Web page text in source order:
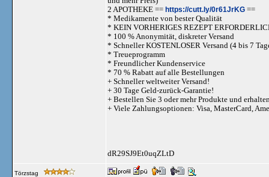
2 APOTHEKE == https://cutt.ly/0r61JrKG ==
* Medikamente von bester Qualität
* KEIN VORHERIGES REZEPT
* 100 % Anonymität, diskreter Versand
* Schneller KOSTENLOSER Versand (4 bis 7
* Treueprogramm
* Freundlicher Kundenservice
* 70 % Rabatt auf alle Bestellungen
+ Schneller weltweiter Versand!
+ 30 Tage Geld-zurück-Garantie!
+ Bestellen Sie 3 oder mehr Produkte und
+ Viele Zahlungsoptionen: Visa, MasterCard,
dR29SJ9Et0uqZLtD
Törzstag